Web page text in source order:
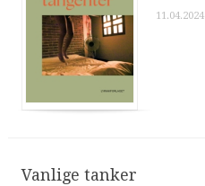
11.04.2024
Vanlige tanker